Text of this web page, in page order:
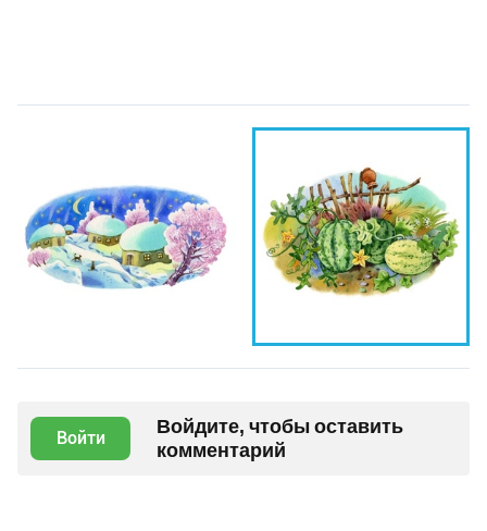
Войти
Войдите, чтобы оставить
комментарий